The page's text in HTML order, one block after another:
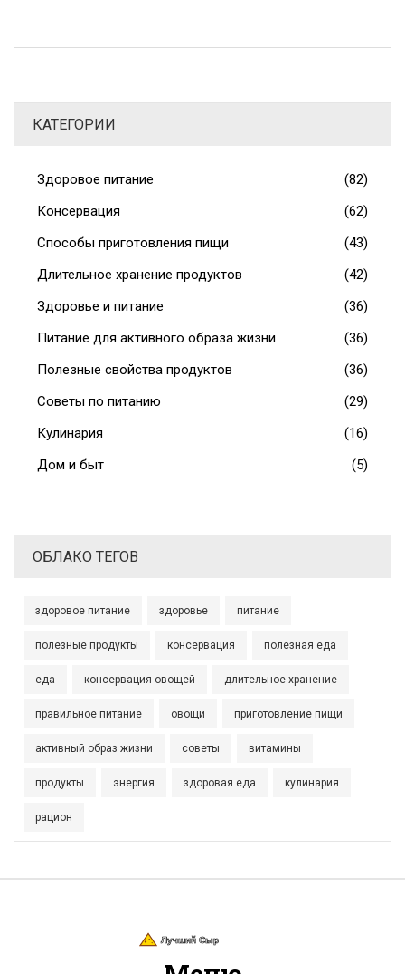
КАТЕГОРИИ
Здоровое питание
(82)
Консервация
(62)
Способы приготовления пищи
(43)
Длительное хранение продуктов
(42)
Здоровье и питание
(36)
Питание для активного образа жизни
(36)
Полезные свойства продуктов
(36)
Советы по питанию
(29)
Кулинария
(16)
Дом и быт
(5)
ОБЛАКО ТЕГОВ
здоровое питание здоровье питание
полезные продукты консервация полезная еда
еда консервация овощей длительное хранение
правильное питание овощи приготовление пищи
активный образ жизни советы витамины
продукты энергия здоровая еда кулинария
рацион